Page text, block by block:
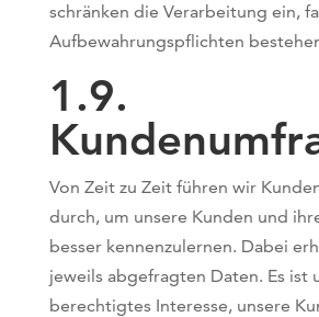
schränken die Verarbeitung ein,
Aufbewahrungspflichten
1.9.
Von Zeit zu Zeit führen wir
durch, um unsere Kunden und
besser kennenzulernen. Dabei
jeweils abgefragten Daten. Es ist
berechtigtes Interesse, unsere